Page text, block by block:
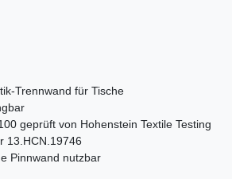
Trennwand für Tische
geprüft von Hohenstein Textile Testing
13.HCN.19746
Pinnwand nutzbar